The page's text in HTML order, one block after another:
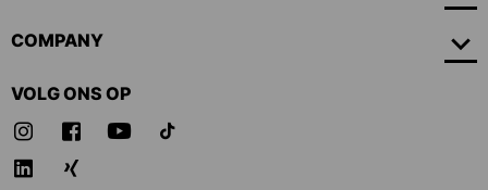
COMPANY
VOLG ONS OP